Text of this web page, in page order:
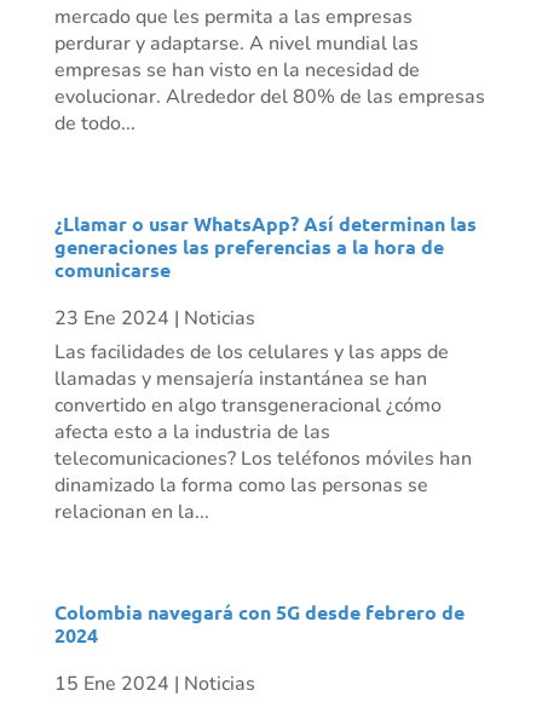
mercado que les permita a las empresas
perdurar y adaptarse. A nivel mundial las
empresas se han visto en la necesidad de
evolucionar. Alrededor del 80% de las empresas
de todo...
¿Llamar o usar WhatsApp? Así determinan las
generaciones las preferencias a la hora de
comunicarse
23 Ene 2024 | Noticias
Las facilidades de los celulares y las apps de
llamadas y mensajería instantánea se han
convertido en algo transgeneracional ¿cómo
afecta esto a la industria de las
telecomunicaciones? Los teléfonos móviles han
dinamizado la forma como las personas se
relacionan en la...
Colombia navegará con 5G desde febrero de
2024
15 Ene 2024 | Noticias